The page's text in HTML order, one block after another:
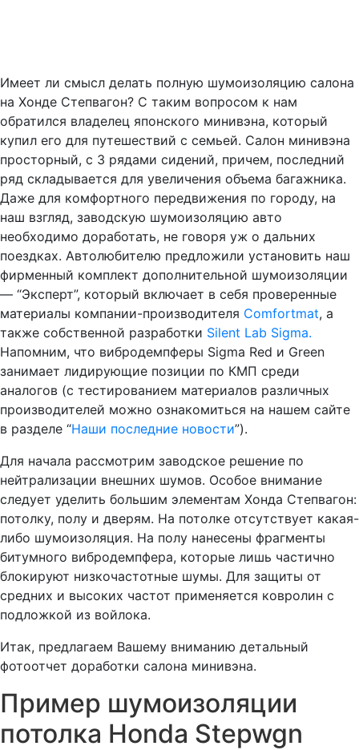
Имеет ли смысл делать полную шумоизоляцию салона
на Хонде Степвагон? С таким вопросом к нам
обратился владелец японского минивэна, который
купил его для путешествий с семьей. Салон минивэна
просторный, с 3 рядами сидений, причем, последний
ряд складывается для увеличения объема багажника.
Даже для комфортного передвижения по городу, на
наш взгляд, заводскую шумоизоляцию авто
необходимо доработать, не говоря уж о дальних
поездках. Автолюбителю предложили установить наш
фирменный комплект дополнительной шумоизоляции
— “Эксперт”, который включает в себя проверенные
материалы компании-производителя Comfortmat, а
также собственной разработки Silent Lab Sigma.
Напомним, что вибродемпферы Sigma Red и Green
занимает лидирующие позиции по КМП среди
аналогов (с тестированием материалов различных
производителей можно ознакомиться на нашем сайте
в разделе “Наши последние новости”).
Для начала рассмотрим заводское решение по
нейтрализации внешних шумов. Особое внимание
следует уделить большим элементам Хонда Степвагон:
потолку, полу и дверям. На потолке отсутствует какая-
либо шумоизоляция. На полу нанесены фрагменты
битумного вибродемпфера, которые лишь частично
блокируют низкочастотные шумы. Для защиты от
средних и высоких частот применяется ковролин с
подложкой из войлока.
Итак, предлагаем Вашему вниманию детальный
фотоотчет доработки салона минивэна.
Пример шумоизоляции
потолка Honda Stepwgn